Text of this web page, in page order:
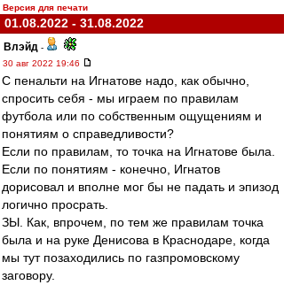
Версия для печати
01.08.2022 - 31.08.2022
Влэйд -
30 авг 2022 19:46
С пенальти на Игнатове надо, как обычно,
спросить себя - мы играем по правилам
футбола или по собственным ощущениям и
понятиям о справедливости?
Если по правилам, то точка на Игнатове была.
Если по понятиям - конечно, Игнатов
дорисовал и вполне мог бы не падать и эпизод
логично просрать.
ЗЫ. Как, впрочем, по тем же правилам точка
была и на руке Денисова в Краснодаре, когда
мы тут позаходились по газпромовскому
заговору.